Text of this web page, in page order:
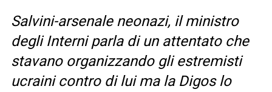
Salvini-arsenale neonazi, il ministro
degli Interni parla di un attentato che
stavano organizzando gli estremisti
ucraini contro di lui ma la Digos lo